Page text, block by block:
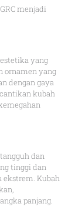
menjadi
yang
ornamen yang
dengan gaya
kubah
dan
tinggi dan
ekstrem. Kubah
panjang.